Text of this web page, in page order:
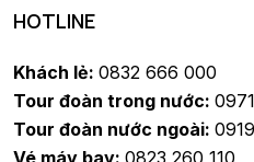
HOTLINE
Khách lẻ: 0832 666 000
Tour đoàn trong nước:
Tour đoàn nước ngoài: